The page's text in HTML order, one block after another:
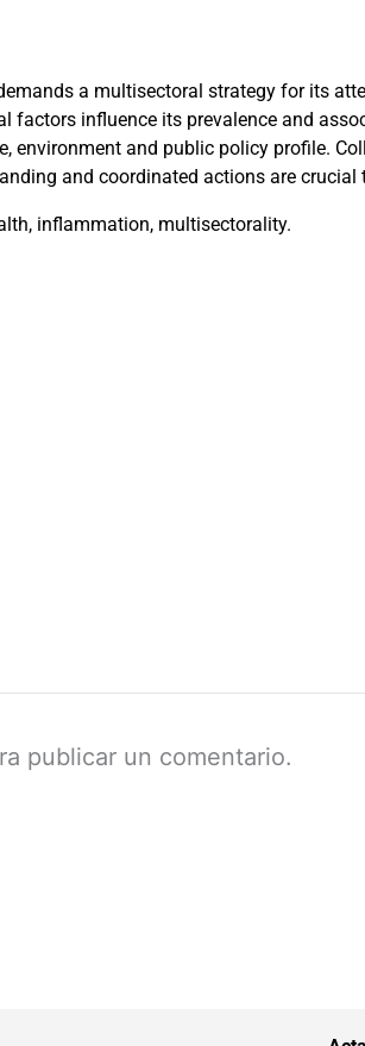
a multisectoral strategy for its
factors influence its prevalence and
environment and public policy profile.
and coordinated actions are
inflammation, multisectorality.
publicar un comentario.